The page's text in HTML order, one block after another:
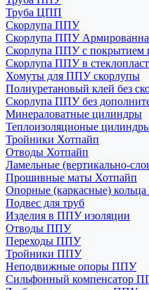
Труба ЦПП
Скорлупа ППУ
Скорлупа ППУ
Скорлупа ППУ с покрытием
Скорлупа ППУ в
Хомуты для ППУ скорлупы
Полиуретановый клей без
Скорлупа ППУ без
Минераловатные цилиндры
Теплоизоляционые
Тройники Хотпайп
Отводы Хотпайп
Ламельные (вертикально-
Прошивные маты Хотпайп
Опорные (каркасные)
Подвес для труб
Изделия в ППУ изоляции
Отводы ППУ
Переходы ППУ
Тройники ППУ
Неподвижные опоры ППУ
Cильфонный компенсатор